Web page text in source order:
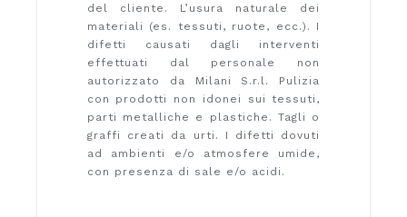
del cliente. L’usura naturale dei
materiali (es. tessuti, ruote, ecc.). I
difetti causati dagli interventi
effettuati dal personale non
autorizzato da Milani S.r.l. Pulizia
con prodotti non idonei sui tessuti,
parti metalliche e plastiche. Tagli o
graffi creati da urti. I difetti dovuti
ad ambienti e/o atmosfere umide,
con presenza di sale e/o acidi.